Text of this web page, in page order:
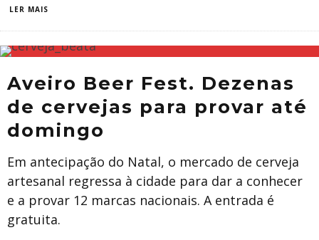
LER MAIS
Aveiro Beer Fest. Dezenas
de cervejas para provar até
domingo
Em antecipação do Natal, o mercado de cerveja
artesanal regressa à cidade para dar a conhecer
e a provar 12 marcas nacionais. A entrada é
gratuita.